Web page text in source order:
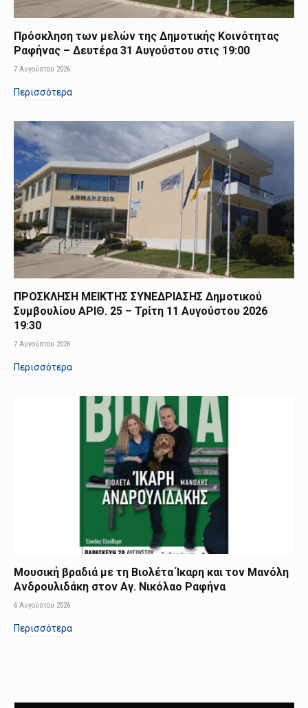
Πρόσκληση των μελών της Δημοτικής Κοινότητας
Ραφήνας – Δευτέρα 31 Αυγούστου στις 19:00
7 Αυγούστου 2026
Περισσότερα
ΠΡΟΣΚΛΗΣΗ ΜΕΙΚΤΗΣ ΣΥΝΕΔΡΙΑΣΗΣ Δημοτικού
Συμβουλίου ΑΡΙΘ. 25 – Τρίτη 11 Αυγούστου 2026
19:30
7 Αυγούστου 2026
Περισσότερα
Μουσική βραδιά με τη Βιολέτα Ίκαρη και τον Μανόλη
Ανδρουλιδάκη στον Αγ. Νικόλαο Ραφήνα
6 Αυγούστου 2026
Περισσότερα